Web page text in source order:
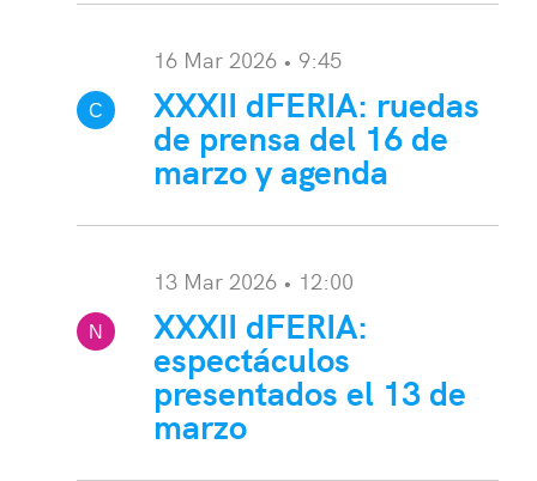
16 Mar 2026 • 9:45
C
onvocatoria:XXXII dFERIA: ruedas
de prensa del 16 de
marzo y agenda
13 Mar 2026 • 12:00
N
ota: XXXII dFERIA:
espectáculos
presentados el 13 de
marzo